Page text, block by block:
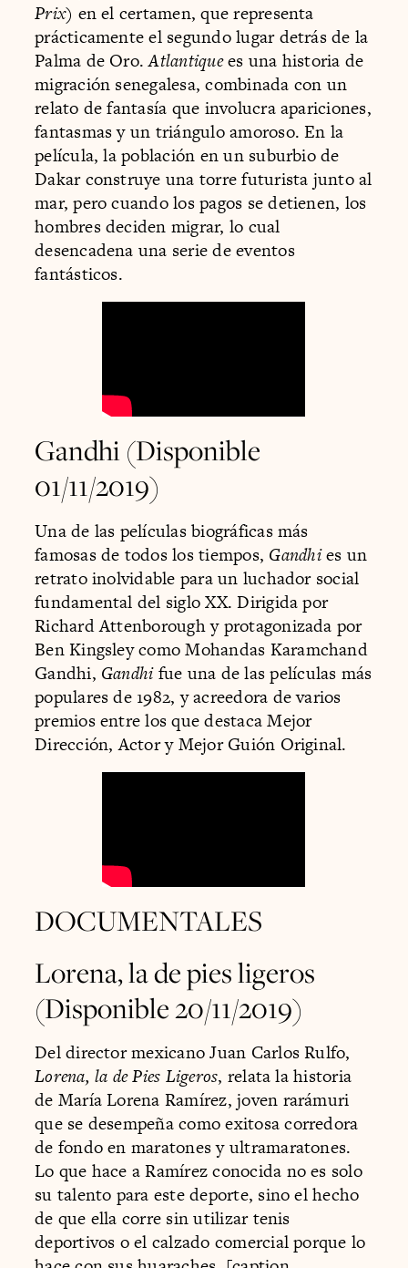
Prix) en el certamen, que representa
prácticamente el segundo lugar detrás de la
Palma de Oro.Atlantiquees una historia de
migración senegalesa, combinada con un
relato de fantasía que involucra apariciones,
fantasmas y un triángulo amoroso. En la
película, la población en un suburbio de
Dakar construye una torre futurista junto al
mar, pero cuando los pagos se detienen, los
hombres deciden migrar, lo cual
desencadena una serie de eventos
fantásticos.
Gandhi (Disponible
01/11/2019)
Una de las películas biográficas más
famosas de todos los tiempos, Gandhies un
retrato inolvidable para un luchador social
fundamental del siglo XX. Dirigida por
Richard Attenborough y protagonizada por
Ben Kingsley como Mohandas Karamchand
Gandhi, Gandhifue una de las películas más
populares de 1982, y acreedora de varios
premios entre los que destaca Mejor
Dirección, Actor y Mejor Guión Original.
DOCUMENTALES
Lorena, la de pies ligeros
(Disponible 20/11/2019)
Del director mexicano Juan Carlos Rulfo,
Lorena, la de Pies Ligeros, relata la historia
de María Lorena Ramírez, joven rarámuri
que se desempeña como exitosa corredora
de fondo en maratones y ultramaratones.
Lo que hace a Ramírez conocida no es solo
su talento para este deporte, sino el hecho
de que ella corre sin utilizar tenis
deportivos o el calzado comercial porque lo